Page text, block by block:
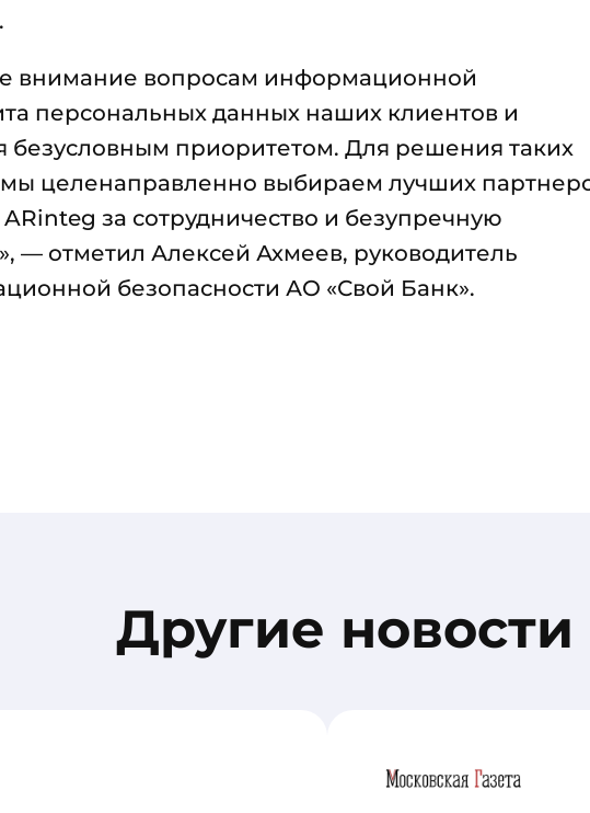
внимание вопросам информационной
персональных данных наших клиентов и
безусловным приоритетом. Для решения таких
мы целенаправленно выбираем лучших
за сотрудничество и безупречную
— отметил Алексей Ахмеев, руководитель
безопасности АО «Свой Банк».
Другие новости